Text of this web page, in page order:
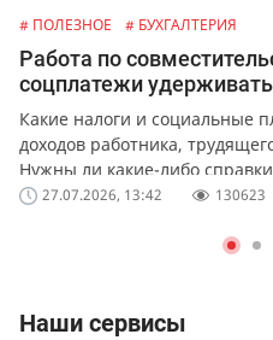
# ПОЛЕЗНОЕ # БУХГАЛТЕРИЯ
Работа по
соцплатежи
Какие налоги и социальные
доходов работника,
Нужны ли какие-либо
27.07.2026, 13:42 130623
Наши сервисы